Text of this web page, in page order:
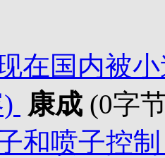
在国内被
康成 (0字
和喷子控